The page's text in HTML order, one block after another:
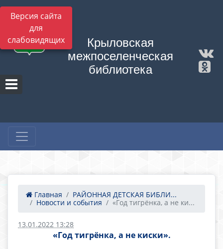
Версия сайта
для
слабовидящих
Крыловская
межпоселенческая
библиотека
Главная
РАЙОННАЯ ДЕТСКАЯ БИБЛИ...
Новости и события
«Год тигрёнка, а не ки...
13.01.2022 13:28
«Год тигрёнка, а не киски».